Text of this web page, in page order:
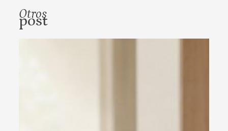
Otros
post